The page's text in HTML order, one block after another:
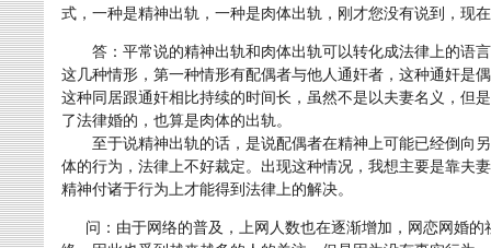
式，一种是精神出轨，一种是肉体出轨，刚才您没有说到，现
答：平常说的精神出轨和肉体出轨可以转化成法律上的语
这几种情形，第一种情形有配偶者与他人通奸者，这种通奸是
这种同居跟通奸相比持续的时间长，虽然不是以夫妻名义，但
了法律婚的，也算是肉体的出轨。
至于说精神出轨的话，是说配偶者在精神上可能已经倒向
体的行为，法律上不好裁定。出现这种情况，我想主要是靠夫
精神付诸于行为上才能得到法律上的解决。
问：由于网络的普及，上网人数也在逐渐增加，网恋网婚的